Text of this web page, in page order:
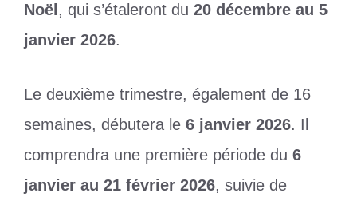
Noël , qui s’étaleront du 20 décembre au 5
janvier 2026.
Le deuxième trimestre, également de 16
semaines, débutera le 6 janvier 2026. Il
comprendra une première période du 6
janvier au 21 février 2026, suivie de